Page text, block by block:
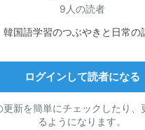
9人の読者
韓国語学習のつぶやきと日常の
ログインして読者になる
新を簡単にチェックしたり、
るようになります。